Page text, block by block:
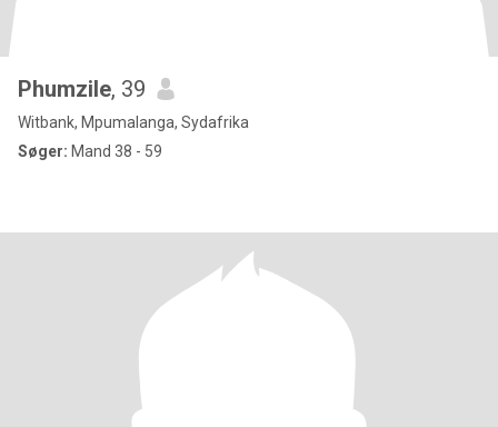
Phumzile, 39
Witbank, Mpumalanga, Sydafrika
Søger: Mand 38 - 59